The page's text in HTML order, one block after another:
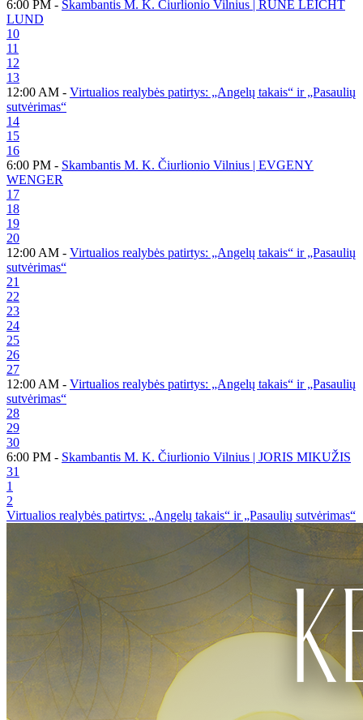
6:00 PM - Skambantis M. K. Čiurlionio Vilnius | RUNE LEICHT
LUND
10
11
12
13
12:00 AM - Virtualios realybės patirtys: „Angelų takais“ ir „Pasaulių
sutvėrimas“
14
15
16
6:00 PM - Skambantis M. K. Čiurlionio Vilnius | EVGENY
WENGER
17
18
19
20
12:00 AM - Virtualios realybės patirtys: „Angelų takais“ ir „Pasaulių
sutvėrimas“
21
22
23
24
25
26
27
12:00 AM - Virtualios realybės patirtys: „Angelų takais“ ir „Pasaulių
sutvėrimas“
28
29
30
6:00 PM - Skambantis M. K. Čiurlionio Vilnius | JORIS MIKUŽIS
31
1
2
Virtualios realybės patirtys: „Angelų takais“ ir „Pasaulių sutvėrimas“